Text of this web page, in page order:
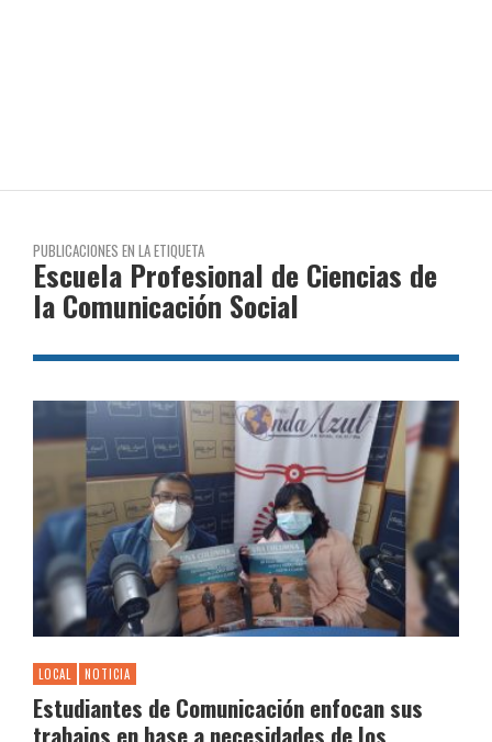
PUBLICACIONES EN LA ETIQUETA
Escuela Profesional de Ciencias de
la Comunicación Social
LOCAL NOTICIA
Estudiantes de Comunicación enfocan sus